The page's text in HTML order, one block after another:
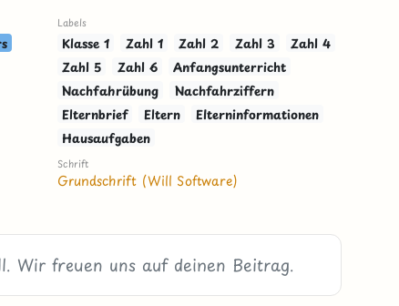
Labels
Klasse 1 Zahl 1 Zahl 2 Zahl 3
Zahl 4
Zahl 5
Zahl 6
Anfangsunterricht
Nachfahrübung
Nachfahrziffern
Elternbrief
Eltern
Elterninformationen
Hausaufgaben
Schrift
Grundschrift (Will Software)